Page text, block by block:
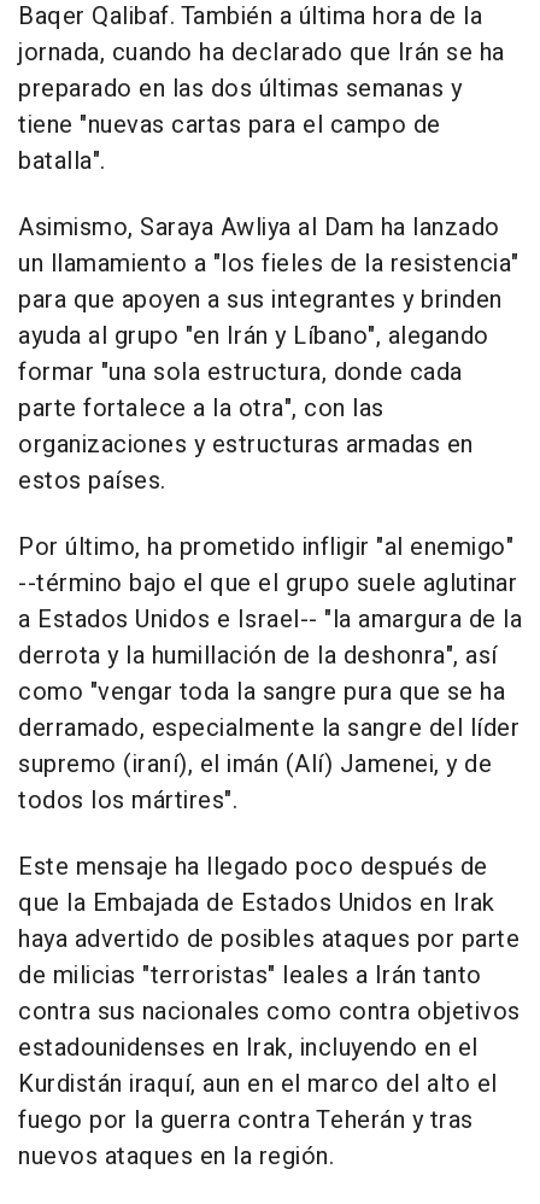
Baqer Qalibaf. También a última hora de la
jornada, cuando ha declarado que Irán se ha
preparado en las dos últimas semanas y
tiene "nuevas cartas para el campo de
batalla".
Asimismo, Saraya Awliya al Dam ha lanzado
un llamamiento a "los fieles de la resistencia"
para que apoyen a sus integrantes y brinden
ayuda al grupo "en Irán y Líbano", alegando
formar "una sola estructura, donde cada
parte fortalece a la otra", con las
organizaciones y estructuras armadas en
estos países.
Por último, ha prometido infligir "al enemigo"
--término bajo el que el grupo suele aglutinar
a Estados Unidos e Israel-- "la amargura de la
derrota y la humillación de la deshonra", así
como "vengar toda la sangre pura que se ha
derramado, especialmente la sangre del líder
supremo (iraní), el imán (Alí) Jamenei, y de
todos los mártires".
Este mensaje ha llegado poco después de
que la Embajada de Estados Unidos en Irak
haya advertido de posibles ataques por parte
de milicias "terroristas" leales a Irán tanto
contra sus nacionales como contra objetivos
estadounidenses en Irak, incluyendo en el
Kurdistán iraquí, aun en el marco del alto el
fuego por la guerra contra Teherán y tras
nuevos ataques en la región.